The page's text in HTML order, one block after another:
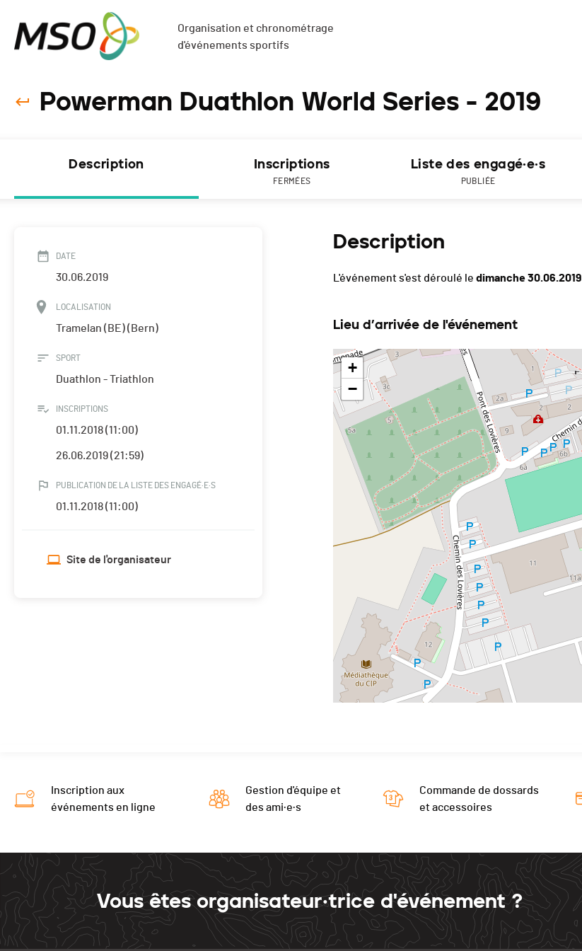
Organisation et chronométrage
d'événements sportifs
Powerman Duathlon World Series - 2019
Description Inscriptions
FERMÉES
Liste des engagé·e·s
PUBLIÉE
DATE
30.06.2019
LOCALISATION
Tramelan (BE) (Bern)
SPORT
Duathlon - Triathlon
INSCRIPTIONS
01.11.2018 (11:00)
26.06.2019 (21:59)
PUBLICATION DE LA LISTE DES ENGAGÉ·E·S
01.11.2018 (11:00)
Site de l'organisateur
Description
L'événement s'est déroulé le dimanche 30.06.2019
Lieu d’arrivée de l'événement
+
−
Inscription aux
événements en ligne
Gestion d'équipe et
des ami·e·s
Commande de dossards
et accessoires
Vous êtes organisateur·trice d'événement ?